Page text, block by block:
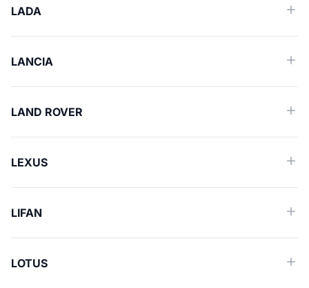
LADA
LANCIA
LAND ROVER
LEXUS
LIFAN
LOTUS